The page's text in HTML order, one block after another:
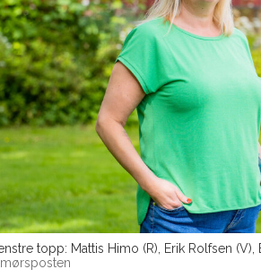
topp: Mattis Himo (R), Erik Rolfsen